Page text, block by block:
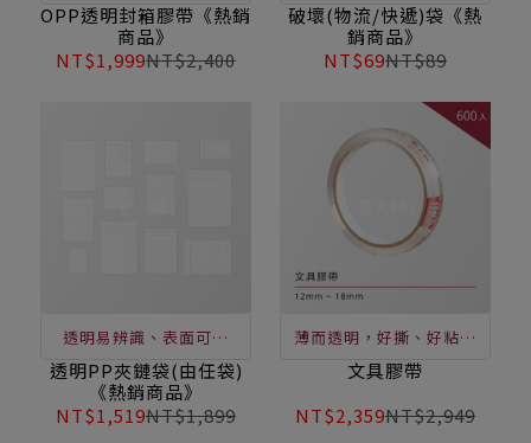
勢、品質保證》黏性佳、
不斷裂、封箱黏貼/企業採
購、辦公、居家必配物品
OPP透明封箱膠帶《熱銷
商品》
NT$1,999NT$2,400
破壞自黏袋》黏性強、不
透光，網購、電商包裝必
備
破壞(物流/快遞)袋《熱
銷商品》
NT$69NT$89
透明易辨識、表面可書
寫、凹凸扣用手一按即可
封口，讓您輕鬆做收納
透明PP夾鏈袋(由任袋)
《熱銷商品》
NT$1,519NT$1,899
薄而透明，好撕、好粘、
不溢膠、操作方便使用輕
利
文具膠帶
NT$2,359NT$2,949